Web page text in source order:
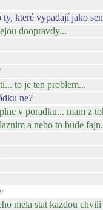
které vypadají jako
doopravdy...
to je ten problem...
ne?
v poradku... mam z
a nebo to bude
mela stat kazdou